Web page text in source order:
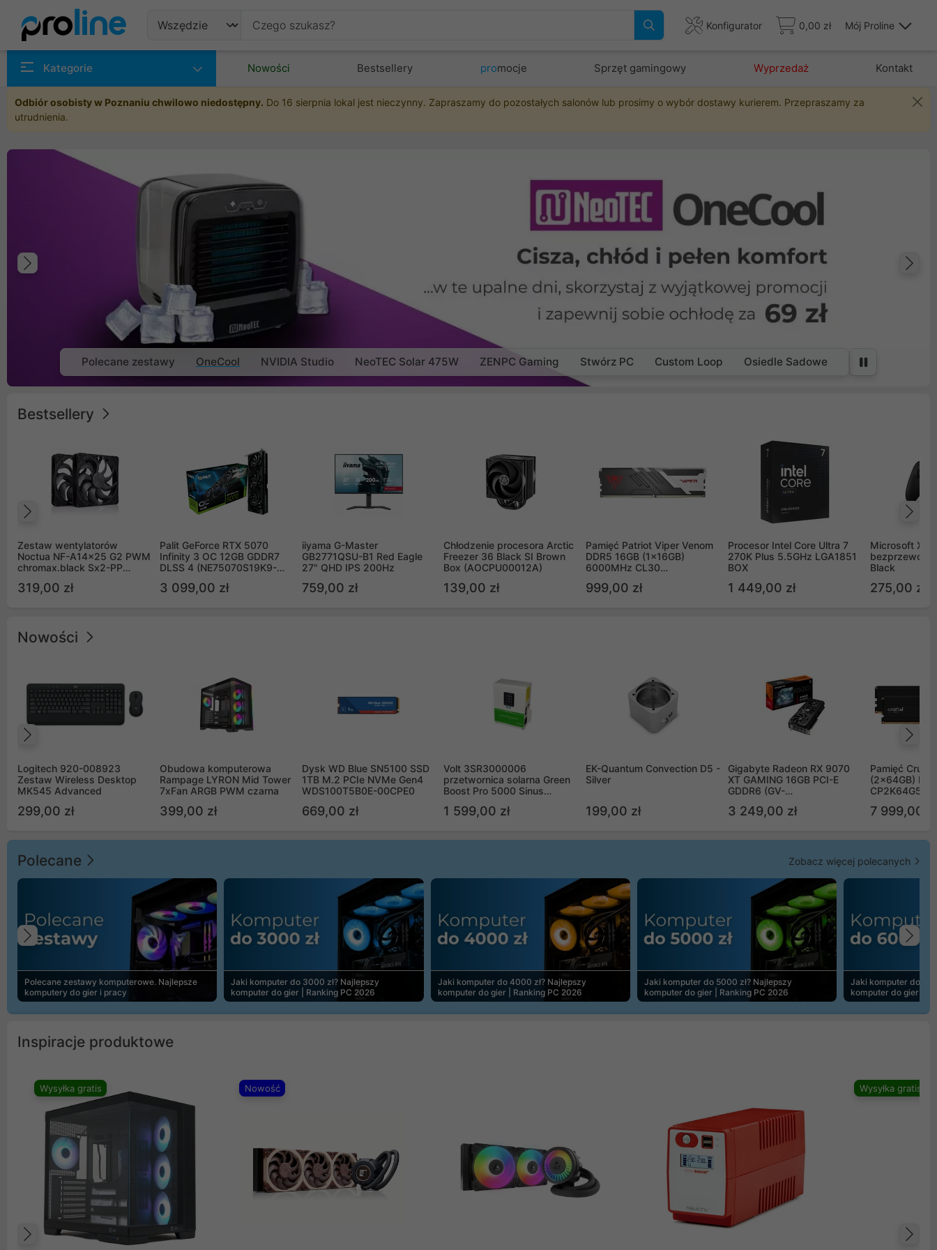
Konfigurator 0,00 zł Mój Proline
Kategorie Nowości Bestsellery promocje Sprzęt gamingowy Wyprzedaż Kontakt
Odbiór osobisty w Poznaniu chwilowo niedostępny. Do 16 sierpnia lokal jest nieczynny. Zapraszamy do pozostałych salonów lub prosimy o wybór dostawy kurierem. Przepraszamy za
utrudnienia.
Poprzedni
Polecane zestawy OneCool NVIDIA Studio NeoTEC Solar 475W ZENPC Gaming Stwórz PC Custom Loop Osiedle Sadowe
Bestsellery
Zestaw wentylatorów
Noctua NF-A14x25 G2 PWM
chromax.black Sx2-PP
(2szt)
319,00 zł
Palit GeForce RTX 5070
Infinity 3 OC 12GB GDDR7
DLSS 4 (NE75070S19K9-
3 099,00 zł
iiyama G-Master
GB2771QSU-B1 Red Eagle
27" QHD IPS 200Hz
759,00 zł
Chłodzenie procesora Arctic
Freezer 36 Black SI Brown
Box (AOCPU00012A)
139,00 zł
Pamięć Patriot Viper Venom
DDR5 16GB (1x16GB)
6000MHz CL30
999,00 zł
Procesor Intel Core Ultra 7
270K Plus 5.5GHz LGA1851
BOX
1 449,00 zł
Microsoft
Black
275,00 zł
Nowości
Logitech 920-008923
Zestaw Wireless Desktop
MK545 Advanced
299,00 zł
Obudowa komputerowa
Rampage LYRON Mid Tower
7xFan ARGB PWM czarna
399,00 zł
Dysk WD Blue SN5100 SSD
1TB M.2 PCIe NVMe Gen4
WDS100T5B0E-00CPE0
669,00 zł
Volt 3SR3000006
przetwornica solarna Green
Boost Pro 5000 Sinus
1 599,00 zł
EK-Quantum Convection D5 -
Silver
199,00 zł
Gigabyte Radeon RX 9070
XT GAMING 16GB PCI-E
GDDR6 (GV-
3 249,00 zł
Pamięć
(2x64GB)
7 999,00 zł
Polecane Zobacz więcej polecanych
Polecane zestawy komputerowe. Najlepsze
komputery do gier i pracy
Jaki komputer do 3000 zł? Najlepszy
komputer do gier | Ranking PC 2026
Jaki komputer do 4000 zł? Najlepszy
komputer do gier | Ranking PC 2026
Jaki komputer do 5000 zł? Najlepszy
komputer do gier | Ranking PC 2026
Jaki komputer do
komputer do gier |
Poprzedni
Inspiracje produktowe
Wysyłka gratis Nowość Wysyłka gratis